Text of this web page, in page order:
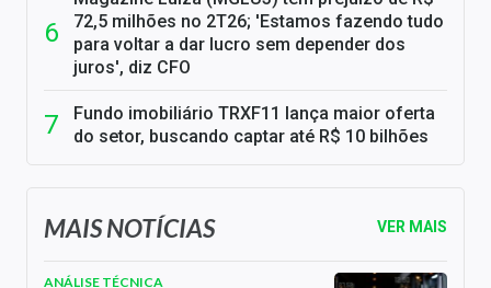
72,5 milhões no 2T26; 'Estamos fazendo tudo
para voltar a dar lucro sem depender dos
juros', diz CFO
Fundo imobiliário TRXF11 lança maior oferta
do setor, buscando captar até R$ 10 bilhões
MAIS NOTÍCIAS VER MAIS
ANÁLISE TÉCNICA